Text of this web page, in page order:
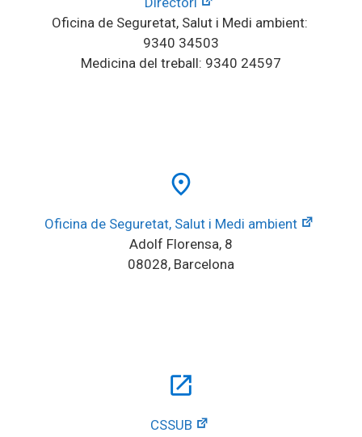
Oficina de Seguretat, Salut i Medi ambient:
9340 34503
Medicina del treball: 9340 24597
place
Oficina de Seguretat, Salut i Medi ambient
Adolf Florensa, 8
08028, Barcelona
open_in_new
CSSUB